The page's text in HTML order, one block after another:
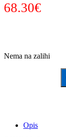
68.30€
Nema na zalihi
Opis